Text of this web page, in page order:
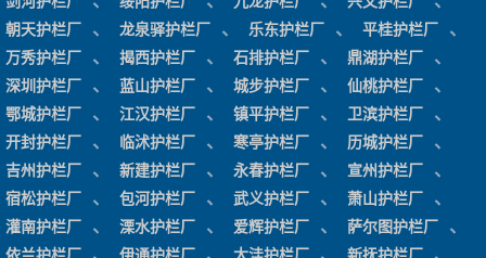
朝天护栏厂 、 龙泉驿护栏厂 、 乐东护栏厂 、 平桂护栏厂 、
万秀护栏厂 、 揭西护栏厂 、 石排护栏厂 、 鼎湖护栏厂 、
深圳护栏厂 、 蓝山护栏厂 、 城步护栏厂 、 仙桃护栏厂 、
鄂城护栏厂 、 江汉护栏厂 、 镇平护栏厂 、 卫滨护栏厂 、
开封护栏厂 、 临沭护栏厂 、 寒亭护栏厂 、 历城护栏厂 、
吉州护栏厂 、 新建护栏厂 、 永春护栏厂 、 宣州护栏厂 、
宿松护栏厂 、 包河护栏厂 、 武义护栏厂 、 萧山护栏厂 、
灌南护栏厂 、 溧水护栏厂 、 爱辉护栏厂 、 萨尔图护栏厂 、